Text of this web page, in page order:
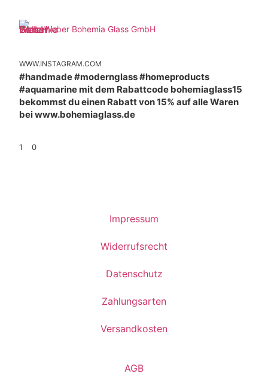
Weber Bohemia Glass GmbH
WWW.INSTAGRAM.COM
#handmade #modernglass #homeproducts
#aquamarine mit dem Rabattcode bohemiaglass15
bekommst du einen Rabatt von 15% auf alle Waren
bei www.bohemiaglass.de
1 0
Impressum
Widerrufsrecht
Datenschutz
Zahlungsarten
Versandkosten
AGB